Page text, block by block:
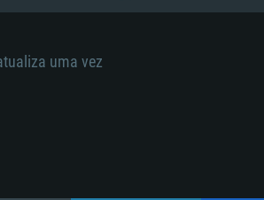
uma vez